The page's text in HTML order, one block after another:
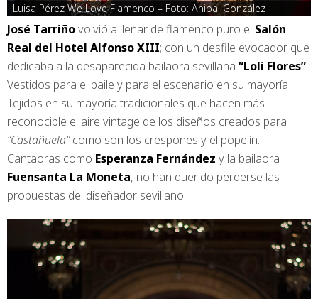
Luisa Pérez We Love Flamenco – Foto: Anibal González
José Tarriñovolvió a llenar de flamenco puro el Salón
Real del Hotel Alfonso XIII; con un desfile evocador que
dedicaba a la desaparecida bailaora sevillana “Loli Flores”.
Vestidos para el baile y para el escenario en su mayoría
Tejidos en su mayoría tradicionales que hacen más
reconocible el aire vintage de los diseños creados para
“Castañuela”como son los crespones y el popelín.
Cantaoras como Esperanza Fernández y la bailaora
Fuensanta La Moneta, no han querido perderse las
propuestas del diseñador sevillano.